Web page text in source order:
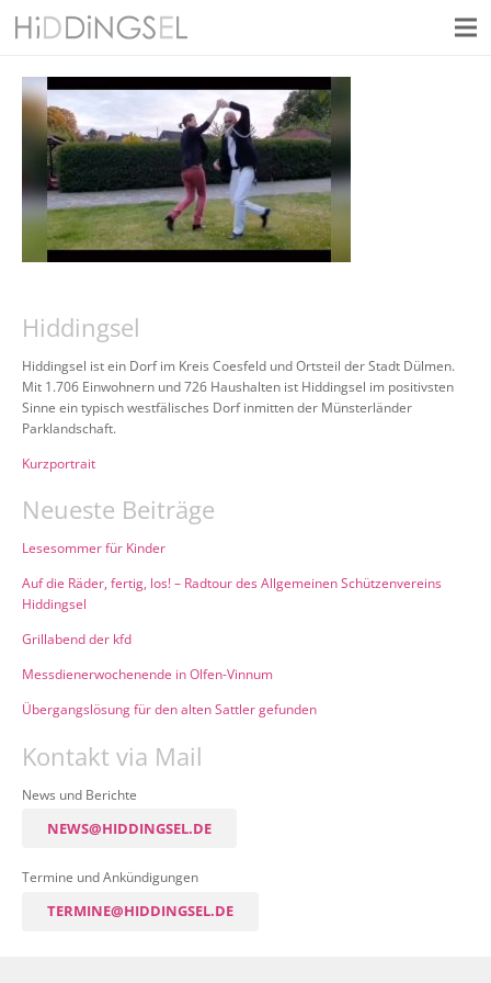
Hiddingsel
Hiddingsel ist ein Dorf im Kreis Coesfeld und Ortsteil der Stadt Dülmen.
Mit 1.706 Einwohnern und 726 Haushalten ist Hiddingsel im positivsten
Sinne ein typisch westfälisches Dorf inmitten der Münsterländer
Parklandschaft.
Kurzportrait
Neueste Beiträge
Lesesommer für Kinder
Auf die Räder, fertig, los! – Radtour des Allgemeinen Schützenvereins
Hiddingsel
Grillabend der kfd
Messdienerwochenende in Olfen-Vinnum
Übergangslösung für den alten Sattler gefunden
Kontakt via Mail
News und Berichte
NEWS@HIDDINGSEL.DE
Termine und Ankündigungen
TERMINE@HIDDINGSEL.DE